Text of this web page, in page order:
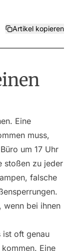
Artikel kopieren
Eine
muss,
um 17 Uhr
stoßen zu jeder
falsche
wenn bei ihnen
ist oft genau
Eine